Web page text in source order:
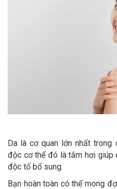
Da là cơ quan lớn nhất
độc cơ thể đó là tắm hơi giúp
độc tố bổ sung.
Bạn hoàn toàn có thể mong